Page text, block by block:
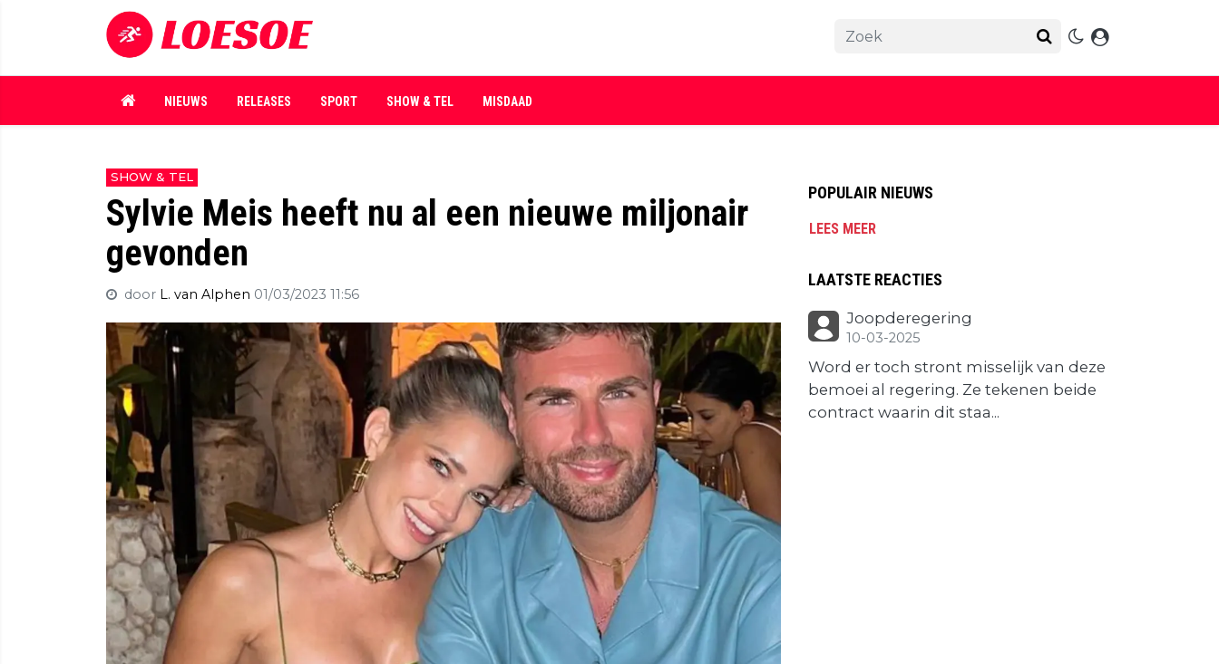
NIEUWS RELEASES SPORT SHOW & TEL MISDAAD
SHOW & TEL
Sylvie Meis heeft nu al een nieuwe miljonair
gevonden
door L. van Alphen 01/03/2023 11:56
POPULAIR NIEUWS
LEES MEER
LAATSTE REACTIES
Joopderegering
10-03-2025
Word er toch stront misselijk van deze
bemoei al regering. Ze tekenen beide
contract waarin dit staa...